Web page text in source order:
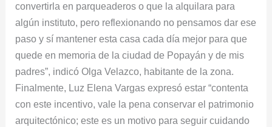
convertirla en parqueaderos o que la alquilara para
algún instituto, pero reflexionando no pensamos dar ese
paso y sí mantener esta casa cada día mejor para que
quede en memoria de la ciudad de Popayán y de mis
padres”, indicó Olga Velazco, habitante de la zona.
Finalmente, Luz Elena Vargas expresó estar “contenta
con este incentivo, vale la pena conservar el patrimonio
arquitectónico; este es un motivo para seguir cuidando